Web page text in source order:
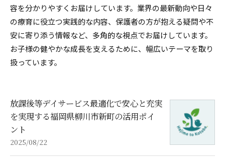
容を分かりやすくお届けしています。業界の最新動向や日々
の療育に役立つ実践的な内容、保護者の方が抱える疑問や不
安に寄り添う情報など、多角的な視点でお届けしています。
お子様の健やかな成長を支えるために、幅広いテーマを取り
扱っています。
放課後等デイサービス最適化で安心と充実
を実現する福岡県柳川市新町の活用ポイ
ント
2025/08/22